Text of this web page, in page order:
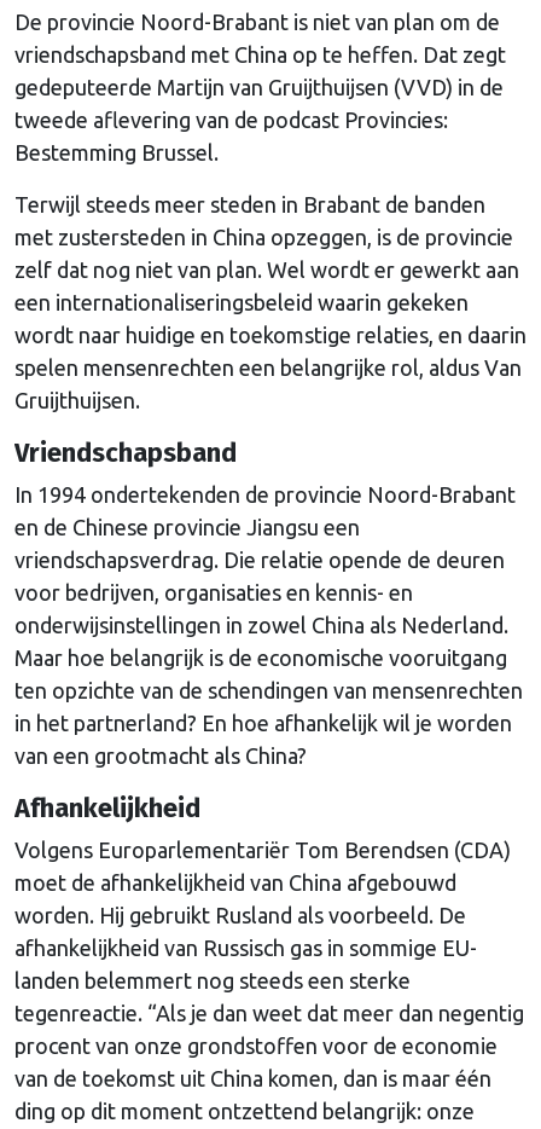
De provincie Noord-Brabant is niet van plan om de
vriendschapsband met China op te heffen. Dat zegt
gedeputeerde Martijn van Gruijthuijsen (VVD) in de
tweede aflevering van de podcast Provincies:
Bestemming Brussel.
Terwijl steeds meer steden in Brabant de banden
met zustersteden in China opzeggen, is de provincie
zelf dat nog niet van plan. Wel wordt er gewerkt aan
een internationaliseringsbeleid waarin gekeken
wordt naar huidige en toekomstige relaties, en daarin
spelen mensenrechten een belangrijke rol, aldus Van
Gruijthuijsen.
Vriendschapsband
In 1994 ondertekenden de provincie Noord-Brabant
en de Chinese provincie Jiangsu een
vriendschapsverdrag. Die relatie opende de deuren
voor bedrijven, organisaties en kennis- en
onderwijsinstellingen in zowel China als Nederland.
Maar hoe belangrijk is de economische vooruitgang
ten opzichte van de schendingen van mensenrechten
in het partnerland? En hoe afhankelijk wil je worden
van een grootmacht als China?
Afhankelijkheid
Volgens Europarlementariër Tom Berendsen (CDA)
moet de afhankelijkheid van China afgebouwd
worden. Hij gebruikt Rusland als voorbeeld. De
afhankelijkheid van Russisch gas in sommige EU-
landen belemmert nog steeds een sterke
tegenreactie. “Als je dan weet dat meer dan negentig
procent van onze grondstoffen voor de economie
van de toekomst uit China komen, dan is maar één
ding op dit moment ontzettend belangrijk: onze